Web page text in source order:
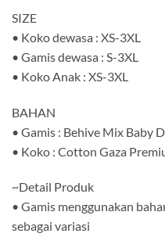
SIZE
• Koko dewasa : XS-3XL
• Gamis dewasa : S-3XL
• Koko Anak : XS-3XL
BAHAN
• Gamis : Behive Mix Baby
• Koko : Cotton Gaza
~Detail Produk
• Gamis menggunakan
sebagai variasi